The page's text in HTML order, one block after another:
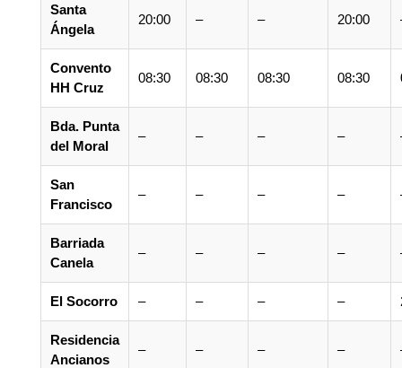
Santa
Ángela
20:00 – – 20:00
Convento
HH Cruz
08:30 08:30 08:30 08:30
Bda. Punta
del Moral
– – – –
San
Francisco
– – – –
Barriada
Canela
– – – –
El Socorro – – – –
Residencia
Ancianos
– – – –